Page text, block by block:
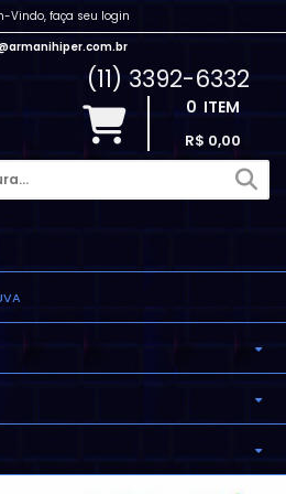
Vindo, faça seu login
(11) 3392-6332
0 ITEM
R$ 0,00